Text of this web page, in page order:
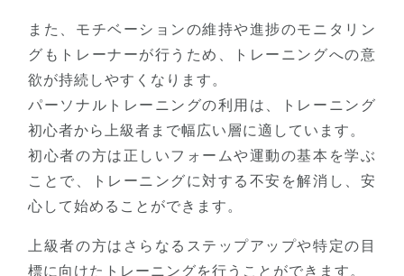
また、モチベーションの維持や進捗のモニタリン
グもトレーナーが行うため、トレーニングへの意
欲が持続しやすくなります。
パーソナルトレーニングの利用は、トレーニング
初心者から上級者まで幅広い層に適しています。
初心者の方は正しいフォームや運動の基本を学ぶ
ことで、トレーニングに対する不安を解消し、安
心して始めることができます。
上級者の方はさらなるステップアップや特定の目
標に向けたトレーニングを行うことができます。